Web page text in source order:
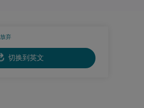
放弃
切换到英文